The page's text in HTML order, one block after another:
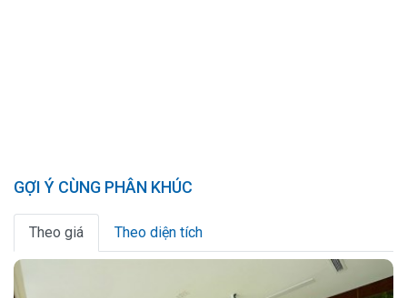
GỢI Ý CÙNG PHÂN KHÚC
Theo giá Theo diện tích